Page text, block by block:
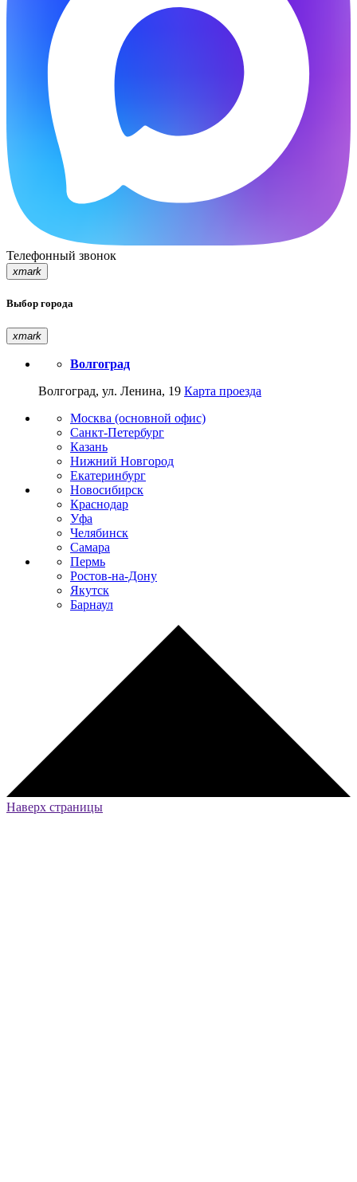
Телефонный звонок
xmark
Выбор города
xmark
Волгоград
Волгоград, ул. Ленина, 19 Карта проезда
Москва (основной офис)
Санкт-Петербург
Казань
Нижний Новгород
Екатеринбург
Новосибирск
Краснодар
Уфа
Челябинск
Самара
Пермь
Ростов-на-Дону
Якутск
Барнаул
Наверх страницы